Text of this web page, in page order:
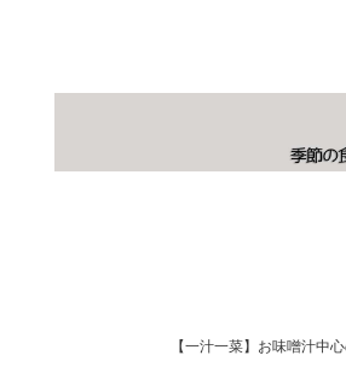
【一汁一菜】お味噌汁中